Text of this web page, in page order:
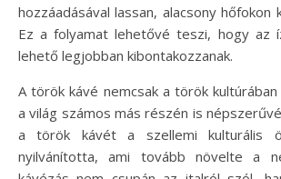
hozzáadásával lassan, alacsony hőfokon
Ez a folyamat lehetővé teszi, hogy az
lehető legjobban kibontakozzanak.
A török kávé nemcsak a török
a világ számos más részén is
a török kávét a szellemi kulturális
nyilvánította, ami tovább növelte a